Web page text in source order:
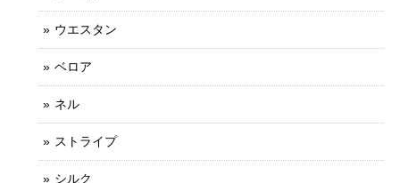
ウエスタン
ベロア
ネル
ストライプ
シルク